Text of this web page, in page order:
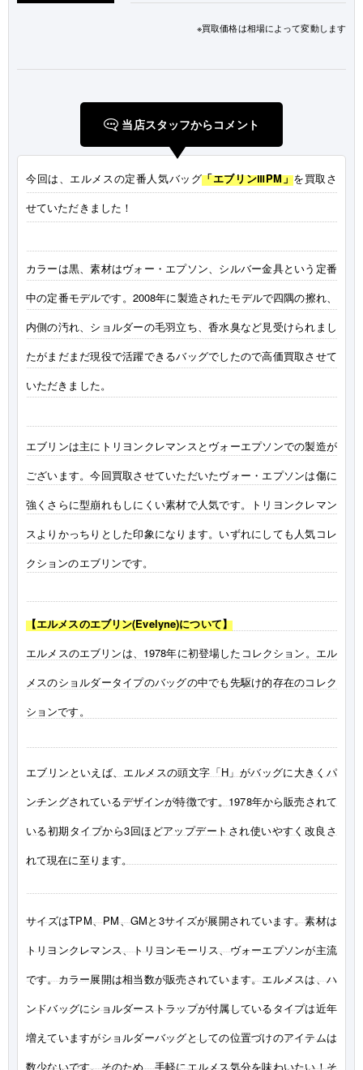
※買取価格は相場によって変動します
当店スタッフからコメント
今回は、エルメスの定番人気バッグ「エブリンⅢPM」を買取さ
せていただきました！
カラーは黒、素材はヴォー・エプソン、シルバー金具という定番
中の定番モデルです。2008年に製造されたモデルで四隅の擦れ、
内側の汚れ、ショルダーの毛羽立ち、香水臭など見受けられまし
たがまだまだ現役で活躍できるバッグでしたので高価買取させて
いただきました。
エブリンは主にトリヨンクレマンスとヴォーエプソンでの製造が
ございます。今回買取させていただいたヴォー・エプソンは傷に
強くさらに型崩れもしにくい素材で人気です。トリヨンクレマン
スよりかっちりとした印象になります。いずれにしても人気コレ
クションのエブリンです。
【エルメスのエブリン(Evelyne)について】
エルメスのエブリンは、1978年に初登場したコレクション。エル
メスのショルダータイプのバッグの中でも先駆け的存在のコレク
ションです。
エブリンといえば、エルメスの頭文字「H」がバッグに大きくパ
ンチングされているデザインが特徴です。1978年から販売されて
いる初期タイプから3回ほどアップデートされ使いやすく改良さ
れて現在に至ります。
サイズはTPM、PM、GMと3サイズが展開されています。素材は
トリヨンクレマンス、トリヨンモーリス、ヴォーエプソンが主流
です。カラー展開は相当数が販売されています。エルメスは、ハ
ンドバッグにショルダーストラップが付属しているタイプは近年
増えていますがショルダーバッグとしての位置づけのアイテムは
数少ないです。そのため、手軽にエルメス気分を味わいたい！そ